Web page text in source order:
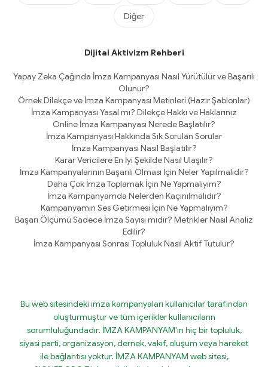
Diğer
Dijital Aktivizm Rehberi
Yapay Zeka Çağında İmza Kampanyası Nasıl Yürütülür ve Başarılı
Olunur?
Örnek Dilekçe ve İmza Kampanyası Metinleri (Hazır Şablonlar)
İmza Kampanyası Yasal mı? Dilekçe Hakkı ve Haklarınız
Online İmza Kampanyası Nerede Başlatılır?
İmza Kampanyası Hakkında Sık Sorulan Sorular
İmza Kampanyası Nasıl Başlatılır?
Karar Vericilere En İyi Şekilde Nasıl Ulaşılır?
İmza Kampanyalarının Başarılı Olması İçin Neler Yapılmalıdır?
Daha Çok İmza Toplamak İçin Ne Yapmalıyım?
İmza Kampanyamda Nelerden Kaçınılmalıdır?
Kampanyamın Ses Getirmesi İçin Ne Yapmalıyım?
Başarı Ölçümü Sadece İmza Sayısı mıdır? Metrikler Nasıl Analiz
Edilir?
İmza Kampanyası Sonrası Topluluk Nasıl Aktif Tutulur?
Bu web sitesindeki imza kampanyaları kullanıcılar tarafından
oluşturmuştur ve tüm içerikler kullanıcıların
sorumluluğundadır. İMZA KAMPANYAM'ın hiç bir topluluk,
siyasi parti, organizasyon, dernek, vakıf, oluşum veya hareket
ile bağlantısı yoktur. İMZA KAMPANYAM web sitesi,